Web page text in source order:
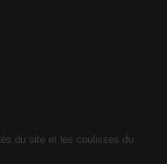
du site et les coulisses du